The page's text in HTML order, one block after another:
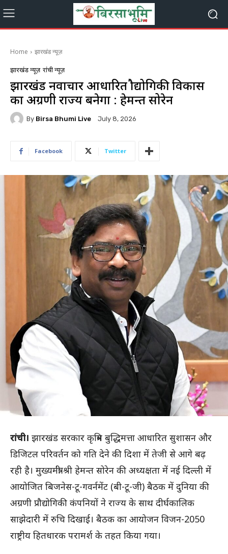
Home झारखंड न्यूज़
झारखंड न्यूज़ रांची न्यूज़
झारखंड नवाचार आधारित प्रौद्योगिकी विकास
का अग्रणी राज्य बनेगा : हेमन्त सोरेन
By Birsa Bhumi Live July 8, 2026
Facebook Twitter
रांची। झारखंड सरकार कृत्रिम बुद्धिमत्ता आधारित सुशासन और
डिजिटल परिवर्तन को गति देने की दिशा में तेजी से आगे बढ़
रही है। मुख्यमंत्री श्री हेमन्त सोरेन की अध्यक्षता में नई दिल्ली में
आयोजित बिजनेस-टू-गवर्नमेंट (बी-टू-जी) बैठक में दुनिया की
अग्रणी प्रौद्योगिकी कंपनियों ने राज्य के साथ दीर्घकालिक
साझेदारी में रुचि दिखाई। बैठक का आयोजन विजन-2050
राष्ट्रीय हितधारक परामर्श के तहत किया गया।